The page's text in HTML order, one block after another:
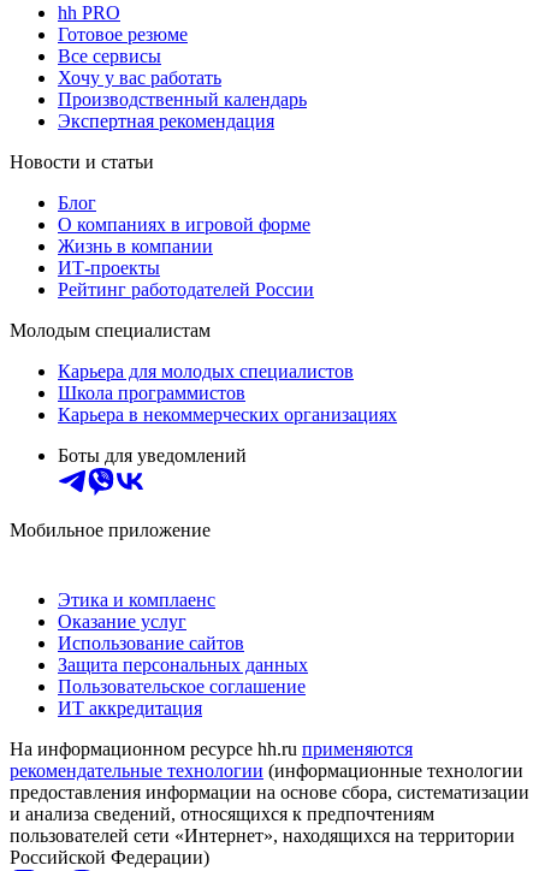
hh PRO
Готовое резюме
Все сервисы
Хочу у вас работать
Производственный календарь
Экспертная рекомендация
Новости и статьи
Блог
О компаниях в игровой форме
Жизнь в компании
ИТ-проекты
Рейтинг работодателей России
Молодым специалистам
Карьера для молодых специалистов
Школа программистов
Карьера в некоммерческих организациях
Боты для уведомлений
Мобильное приложение
Этика и комплаенс
Оказание услуг
Использование сайтов
Защита персональных данных
Пользовательское соглашение
ИТ аккредитация
На информационном ресурсе hh.ru применяются
рекомендательные технологии (информационные технологии
предоставления информации на основе сбора, систематизации
и анализа сведений, относящихся к предпочтениям
пользователей сети «Интернет», находящихся на территории
Российской Федерации)